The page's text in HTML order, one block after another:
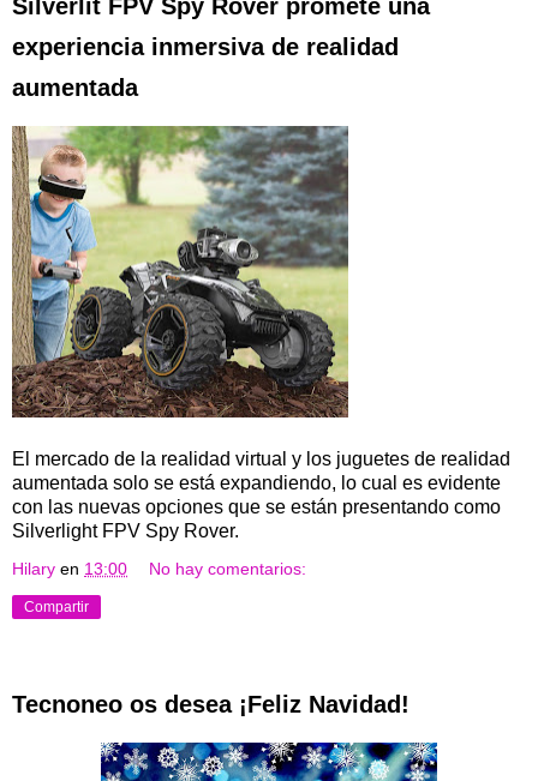
Silverlit FPV Spy Rover promete una
experiencia inmersiva de realidad
aumentada
El mercado de la realidad virtual y los juguetes de realidad
aumentada solo se está expandiendo, lo cual es evidente
con las nuevas opciones que se están presentando como
Silverlight FPV Spy Rover.
Hilary en 13:00 No hay comentarios:
Compartir
Tecnoneo os desea ¡Feliz Navidad!